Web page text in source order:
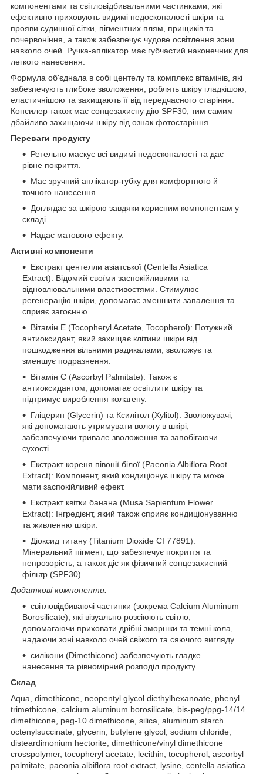
компонентами та світловідбивальними частинками, які
ефективно приховують видимі недосконалості шкіри та
прояви судинної сітки, пігментних плям, прищиків та
почервоніння, а також забезпечує чудове освітлення зони
навколо очей. Ручка-аплікатор має губчастий наконечник для
легкого нанесення.
Формула об'єднала в собі центелу та комплекс вітамінів, які
забезпечують глибоке зволоження, роблять шкіру гладкішою,
еластичнішою та захищають її від передчасного старіння.
Консилер також має сонцезахисну дію SPF30, тим самим
дбайливо захищаючи шкіру від ознак фотостаріння.
Переваги продукту
Ретельно маскує всі видимі недосконалості та дає
рівне покриття.
Має зручний аплікатор-губку для комфортного й
точного нанесення.
Доглядає за шкірою завдяки корисним компонентам у
складі.
Надає матового ефекту.
Активні компоненти
Екстракт центелли азіатської (Centella Asiatica
Extract): Відомий своїми заспокійливими та
відновлювальними властивостями. Стимулює
регенерацію шкіри, допомагає зменшити запалення та
сприяє загоєнню.
Вітамін Е (Tocopheryl Acetate, Tocopherol): Потужний
антиоксидант, який захищає клітини шкіри від
пошкодження вільними радикалами, зволожує та
зменшує подразнення.
Вітамін С (Ascorbyl Palmitate): Також є
антиоксидантом, допомагає освітлити шкіру та
підтримує вироблення колагену.
Гліцерин (Glycerin) та Ксилітол (Xylitol): Зволожувачі,
які допомагають утримувати вологу в шкірі,
забезпечуючи тривале зволоження та запобігаючи
сухості.
Екстракт кореня півонії білої (Paeonia Albiflora Root
Extract): Компонент, який кондиціонує шкіру та може
мати заспокійливий ефект.
Екстракт квітки банана (Musa Sapientum Flower
Extract): Інгредієнт, який також сприяє кондиціонуванню
та живленню шкіри.
Діоксид титану (Titanium Dioxide CI 77891):
Мінеральний пігмент, що забезпечує покриття та
непрозорість, а також діє як фізичний сонцезахисний
фільтр (SPF30).
Додаткові компоненти:
світловідбиваючі частинки (зокрема Calcium Aluminum
Borosilicate), які візуально розсіюють світло,
допомагаючи приховати дрібні зморшки та темні кола,
надаючи зоні навколо очей свіжого та сяючого вигляду.
силікони (Dimethicone) забезпечують гладке
нанесення та рівномірний розподіл продукту.
Склад
Aqua, dimethicone, neopentyl glycol diethylhexanoate, phenyl
trimethicone, calcium aluminum borosilicate, bis-peg/ppg-14/14
dimethicone, peg-10 dimethicone, silica, aluminum starch
octenylsuccinate, glycerin, butylene glycol, sodium chloride,
disteardimonium hectorite, dimethicone/vinyl dimethicone
crosspolymer, tocopheryl acetate, lecithin, tocopherol, ascorbyl
palmitate, paeonia albiflora root extract, lysine, centella asiatica